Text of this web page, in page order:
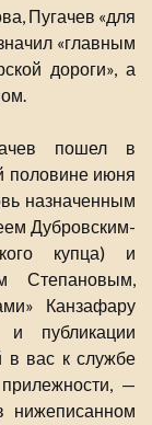
Пугачев «для
«главным
дороги», а
пошел в
половине июня
назначенным
Дубровским-
купца) и
Степановым,
Канзафару
и публикации
в вас к службе
—
нижеписанном